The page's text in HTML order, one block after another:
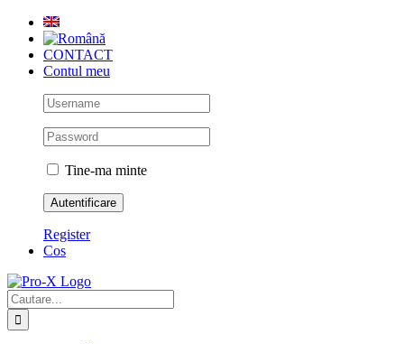
Skip
contentCONTACT
Contul meu
Tine-ma minte
Register
Cos
Cautare...